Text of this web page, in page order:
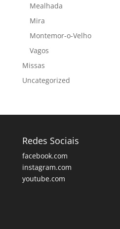
Mealhada
Mira
Montemor-o-Velho
Vagos
Missas
Uncategorized
Redes Sociais
facebook.com
instagram.com
youtube.com